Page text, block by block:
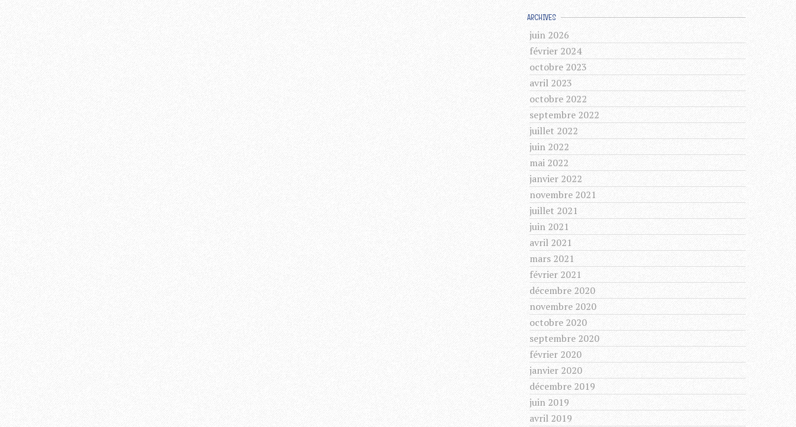
ARCHIVES
juin 2026
février 2024
octobre 2023
avril 2023
octobre 2022
septembre 2022
juillet 2022
juin 2022
mai 2022
janvier 2022
novembre 2021
juillet 2021
juin 2021
avril 2021
mars 2021
février 2021
décembre 2020
novembre 2020
octobre 2020
septembre 2020
février 2020
janvier 2020
décembre 2019
juin 2019
avril 2019